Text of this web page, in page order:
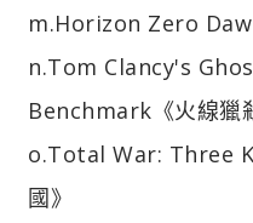
m.Horizon Zero
n.Tom Clancy's
Benchmark《火線獵
o.Total War: Three
國》